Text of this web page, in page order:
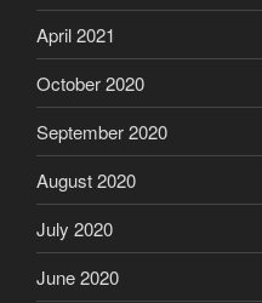
April 2021
October 2020
September 2020
August 2020
July 2020
June 2020